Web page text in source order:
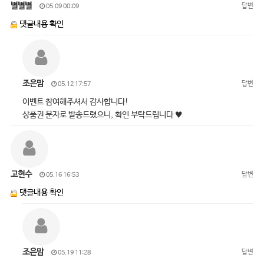
별별별 05.09 00:09 답변
댓글내용 확인
조은맘 05.12 17:57 답변
이벤트 참여해주셔서 감사합니다!
상품권 문자로 발송드렸으니, 확인 부탁드립니다 ♥
고현수 05.16 16:53 답변
댓글내용 확인
조은맘 05.19 11:28 답변